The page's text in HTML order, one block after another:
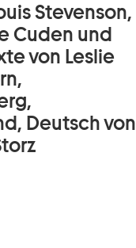
Stevenson,
Cuden und
von Leslie
Deutsch von